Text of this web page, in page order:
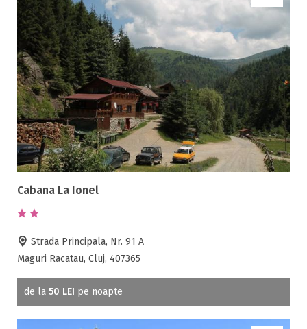
Facilități
Internet wireless
Parcare
Plata cu cardul
Restaurant
All inclusive
Pensiune completa
Demipensiune
Mic dejun
Accepta animale
Acces persoane cu dizabilități
ATV
Bar
Beauty center
Biliard
Cabana La Ionel
Strada Principala, Nr. 91 A
Maguri Racatau, Cluj, 407365
de la 50 LEI pe noapte